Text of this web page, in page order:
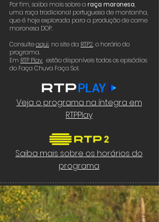
Por fim, saiba mais sobre a raça maronesa,
uma raça tradicional portuguesa de montanha,
que é hoje explorada para a produção de carne
maronesa DOP.
Consulteaqui, no site da RTP2, o horário do
programa.
Em RTP Play, estão disponíveis todos os episódios
do Faça Chuva Faça Sol.
Veja o programa na íntegra em
RTPPlay
Saiba mais sobre os horários do
programa